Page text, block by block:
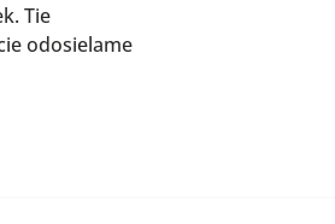
Tie
odosielame